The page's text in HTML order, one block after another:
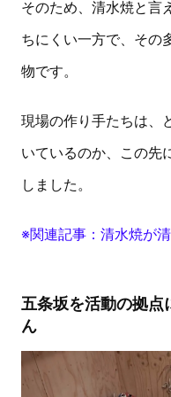
そのため、清水焼と言
ちにくい一方で、その
物です。
現場の作り手たちは、
いているのか、この先
しました。
※関連記事：清水焼が
五条坂を活動の拠点
ん